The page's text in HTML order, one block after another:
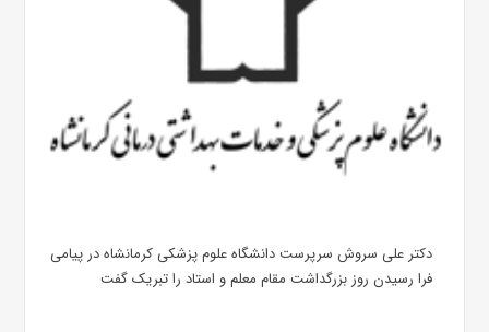
دکتر علی سروش سرپرست دانشگاه علوم پزشکی کرمانشاه در پیامی
فرا رسیدن روز بزرگداشت مقام معلم و استاد را تبریک گفت